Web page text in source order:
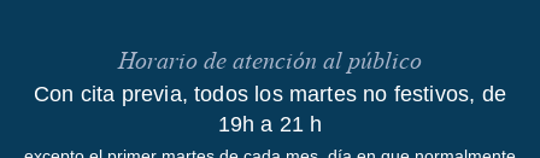
Horario de atención al público
Con cita previa, todos los martes no festivos, de
19h a 21 h